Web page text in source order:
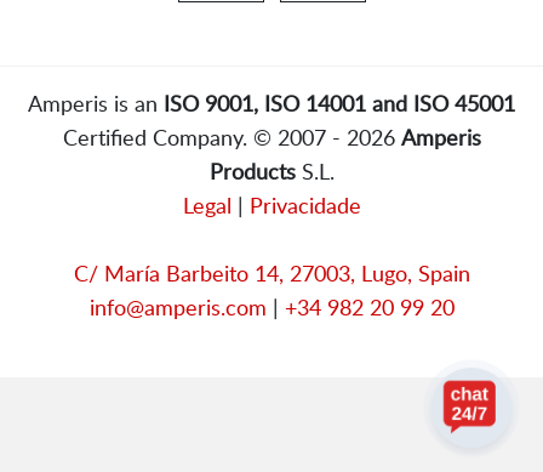
Amperis is an ISO 9001, ISO 14001 and ISO 45001
Certified Company. © 2007 - 2026 Amperis
ProductsS.L.
Legal | Privacidade
C/ María Barbeito 14, 27003, Lugo, Spain
info@amperis.com | +34 982 20 99 20